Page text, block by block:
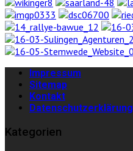
Impressum
Sitemap
Kontakt
Datenschutzerklärung
Kategorien